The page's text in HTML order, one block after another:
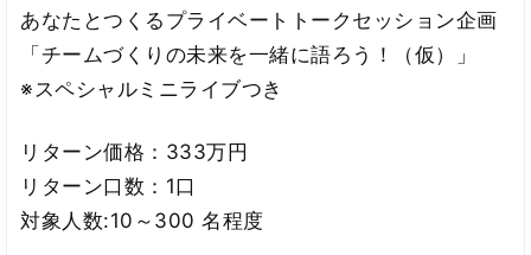
あなたとつくるプライベートトークセッション企画
「チームづくりの未来を一緒に語ろう！（仮）」
※スペシャルミニライブつき
リターン価格：333万円
リターン口数：1口
対象人数:10～300 名程度